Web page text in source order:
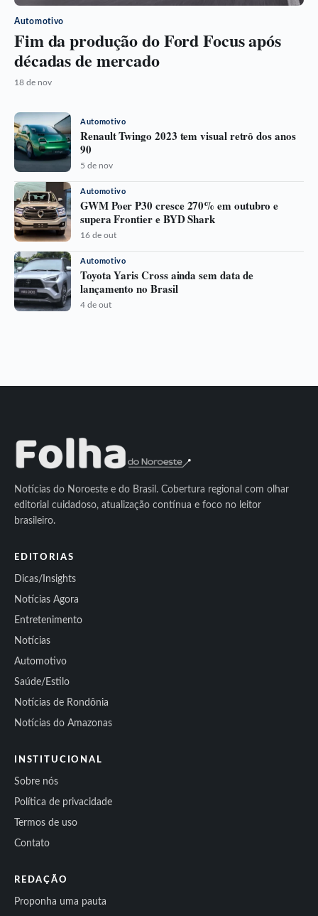
Automotivo
Fim da produção do Ford Focus após
décadas de mercado
18 de nov
Automotivo
Renault Twingo 2023 tem visual retrô dos anos
90
5 de nov
Automotivo
GWM Poer P30 cresce 270% em outubro e
supera Frontier e BYD Shark
16 de out
Automotivo
Toyota Yaris Cross ainda sem data de
lançamento no Brasil
4 de out
Notícias do Noroeste e do Brasil. Cobertura regional com olhar
editorial cuidadoso, atualização contínua e foco no leitor
brasileiro.
EDITORIAS
Dicas/Insights
Notícias Agora
Entretenimento
Notícias
Automotivo
Saúde/Estilo
Notícias de Rondônia
Notícias do Amazonas
INSTITUCIONAL
Sobre nós
Política de privacidade
Termos de uso
Contato
REDAÇÃO
Proponha uma pauta